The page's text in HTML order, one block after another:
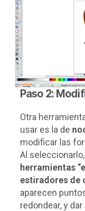
Paso 2:
Otra
usar es la de
modificar las
Al
herramientas
estiradores de
aparecen
redondear, y